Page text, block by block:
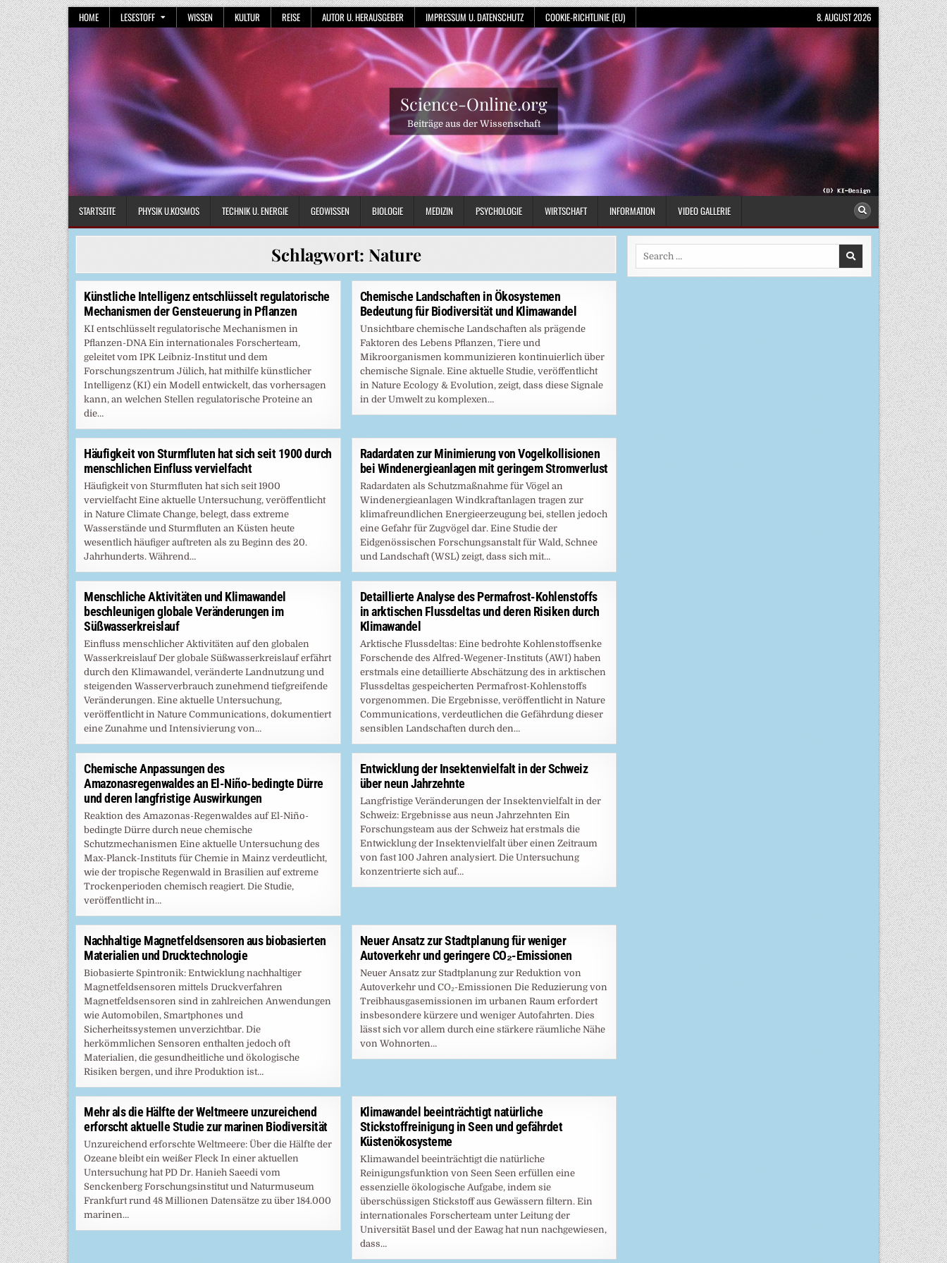
Skip
to
content
HOME LESESTOFF WISSEN KULTUR REISE AUTOR U. HERAUSGEBER IMPRESSUM U. DATENSCHUTZ COOKIE-RICHTLINIE (EU) 8. AUGUST 2026
Science-Online.org
Beiträge aus der Wissenschaft
STARTSEITE PHYSIK U.KOSMOS TECHNIK U. ENERGIE GEOWISSEN BIOLOGIE MEDIZIN PSYCHOLOGIE WIRTSCHAFT INFORMATION VIDEO GALLERIE
Schlagwort: Nature
Künstliche Intelligenz entschlüsselt regulatorische
Mechanismen der Gensteuerung in Pflanzen
KI entschlüsselt regulatorische Mechanismen in
Pflanzen-DNA Ein internationales Forscherteam,
geleitet vom IPK Leibniz-Institut und dem
Forschungszentrum Jülich, hat mithilfe künstlicher
Intelligenz (KI) ein Modell entwickelt, das vorhersagen
kann, an welchen Stellen regulatorische Proteine an
die…
Chemische Landschaften in Ökosystemen
Bedeutung für Biodiversität und Klimawandel
Unsichtbare chemische Landschaften als prägende
Faktoren des Lebens Pflanzen, Tiere und
Mikroorganismen kommunizieren kontinuierlich über
chemische Signale. Eine aktuelle Studie, veröffentlicht
in Nature Ecology & Evolution, zeigt, dass diese Signale
in der Umwelt zu komplexen…
Häufigkeit von Sturmfluten hat sich seit 1900 durch
menschlichen Einfluss vervielfacht
Häufigkeit von Sturmfluten hat sich seit 1900
vervielfacht Eine aktuelle Untersuchung, veröffentlicht
in Nature Climate Change, belegt, dass extreme
Wasserstände und Sturmfluten an Küsten heute
wesentlich häufiger auftreten als zu Beginn des 20.
Jahrhunderts. Während…
Radardaten zur Minimierung von Vogelkollisionen
bei Windenergieanlagen mit geringem Stromverlust
Radardaten als Schutzmaßnahme für Vögel an
Windenergieanlagen Windkraftanlagen tragen zur
klimafreundlichen Energieerzeugung bei, stellen jedoch
eine Gefahr für Zugvögel dar. Eine Studie der
Eidgenössischen Forschungsanstalt für Wald, Schnee
und Landschaft (WSL) zeigt, dass sich mit…
Menschliche Aktivitäten und Klimawandel
beschleunigen globale Veränderungen im
Süßwasserkreislauf
Einfluss menschlicher Aktivitäten auf den globalen
Wasserkreislauf Der globale Süßwasserkreislauf erfährt
durch den Klimawandel, veränderte Landnutzung und
steigenden Wasserverbrauch zunehmend tiefgreifende
Veränderungen. Eine aktuelle Untersuchung,
veröffentlicht in Nature Communications, dokumentiert
eine Zunahme und Intensivierung von…
Detaillierte Analyse des Permafrost-Kohlenstoffs
in arktischen Flussdeltas und deren Risiken durch
Klimawandel
Arktische Flussdeltas: Eine bedrohte Kohlenstoffsenke
Forschende des Alfred-Wegener-Instituts (AWI) haben
erstmals eine detaillierte Abschätzung des in arktischen
Flussdeltas gespeicherten Permafrost-Kohlenstoffs
vorgenommen. Die Ergebnisse, veröffentlicht in Nature
Communications, verdeutlichen die Gefährdung dieser
sensiblen Landschaften durch den…
Chemische Anpassungen des
Amazonasregenwaldes an El-Niño-bedingte Dürre
und deren langfristige Auswirkungen
Reaktion des Amazonas-Regenwaldes auf El-Niño-
bedingte Dürre durch neue chemische
Schutzmechanismen Eine aktuelle Untersuchung des
Max-Planck-Instituts für Chemie in Mainz verdeutlicht,
wie der tropische Regenwald in Brasilien auf extreme
Trockenperioden chemisch reagiert. Die Studie,
veröffentlicht in…
Entwicklung der Insektenvielfalt in der Schweiz
über neun Jahrzehnte
Langfristige Veränderungen der Insektenvielfalt in der
Schweiz: Ergebnisse aus neun Jahrzehnten Ein
Forschungsteam aus der Schweiz hat erstmals die
Entwicklung der Insektenvielfalt über einen Zeitraum
von fast 100 Jahren analysiert. Die Untersuchung
konzentrierte sich auf…
Nachhaltige Magnetfeldsensoren aus biobasierten
Materialien und Drucktechnologie
Biobasierte Spintronik: Entwicklung nachhaltiger
Magnetfeldsensoren mittels Druckverfahren
Magnetfeldsensoren sind in zahlreichen Anwendungen
wie Automobilen, Smartphones und
Sicherheitssystemen unverzichtbar. Die
herkömmlichen Sensoren enthalten jedoch oft
Materialien, die gesundheitliche und ökologische
Risiken bergen, und ihre Produktion ist…
Neuer Ansatz zur Stadtplanung für weniger
Autoverkehr und geringere CO₂-Emissionen
Neuer Ansatz zur Stadtplanung zur Reduktion von
Autoverkehr und CO₂-Emissionen Die Reduzierung von
Treibhausgasemissionen im urbanen Raum erfordert
insbesondere kürzere und weniger Autofahrten. Dies
lässt sich vor allem durch eine stärkere räumliche Nähe
von Wohnorten…
Mehr als die Hälfte der Weltmeere unzureichend
erforscht aktuelle Studie zur marinen Biodiversität
Unzureichend erforschte Weltmeere: Über die Hälfte der
Ozeane bleibt ein weißer Fleck In einer aktuellen
Untersuchung hat PD Dr. Hanieh Saeedi vom
Senckenberg Forschungsinstitut und Naturmuseum
Frankfurt rund 48 Millionen Datensätze zu über 184.000
marinen…
Klimawandel beeinträchtigt natürliche
Stickstoffreinigung in Seen und gefährdet
Küstenökosysteme
Klimawandel beeinträchtigt die natürliche
Reinigungsfunktion von Seen Seen erfüllen eine
essenzielle ökologische Aufgabe, indem sie
überschüssigen Stickstoff aus Gewässern filtern. Ein
internationales Forscherteam unter Leitung der
Universität Basel und der Eawag hat nun nachgewiesen,
dass…